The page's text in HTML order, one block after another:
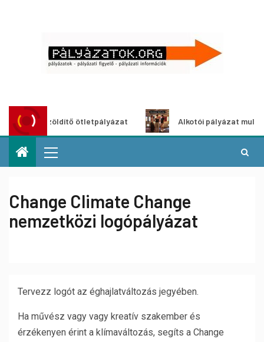
Városzöldítő ötletpályázat Alkotói pályázat
Change Climate Change
nemzetközi logópályázat
Tervezz logót az éghajlatváltozás jegyében.
Ha művész vagy vagy kreatív szakember és
érzékenyen érint a klímaváltozás, segíts a Change